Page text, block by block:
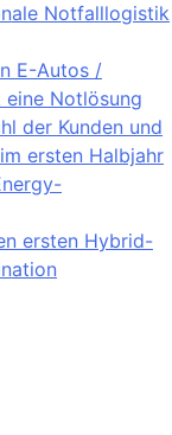
Notfalllogistik
E-Autos /
Notlösung
der Kunden und
ersten Halbjahr
ersten Hybrid-